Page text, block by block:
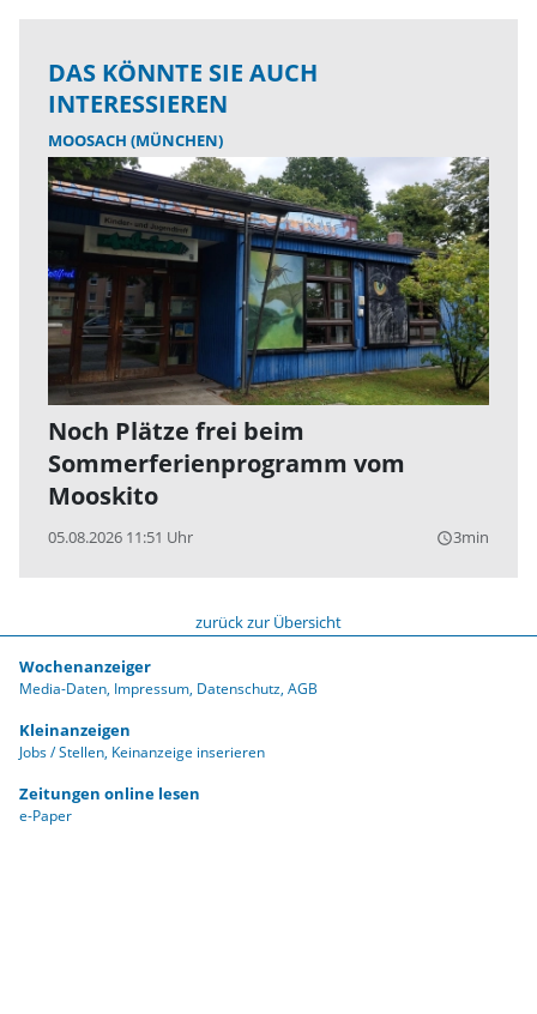
DAS KÖNNTE SIE AUCH
INTERESSIEREN
MOOSACH (MÜNCHEN)
Noch Plätze frei beim
Sommerferienprogramm vom
Mooskito
05.08.2026 11:51 Uhr query_builder3min
zurück zur Übersicht
Wochenanzeiger
Media-Daten Impressum Datenschutz AGB
Kleinanzeigen
Jobs / Stellen Keinanzeige inserieren
Zeitungen online lesen
e-Paper